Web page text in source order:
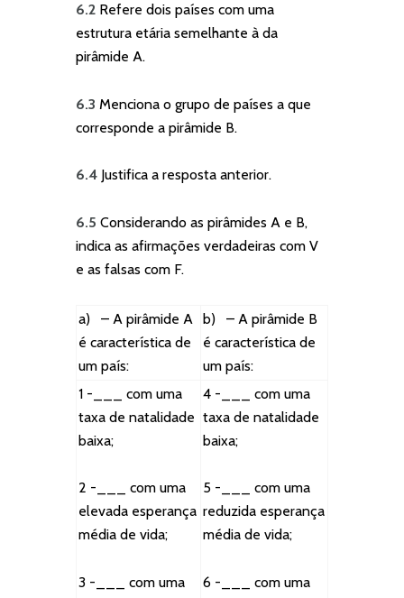
6.2 Refere dois países com uma
estrutura etária semelhante à da
pirâmide A.
6.3 Menciona o grupo de países a que
corresponde a pirâmide B.
6.4 Justifica a resposta anterior.
6.5 Considerando as pirâmides A e B,
indica as afirmações verdadeiras com V
e as falsas com F.
a) – A pirâmide A
é característica de
um país:
b) – A pirâmide B
é característica de
um país:
1 -___ com uma
taxa de natalidade
baixa;
2 -___ com uma
elevada esperança
média de vida;
3 -___ com uma
4 -___ com uma
taxa de natalidade
baixa;
5 -___ com uma
reduzida esperança
média de vida;
6 -___ com uma